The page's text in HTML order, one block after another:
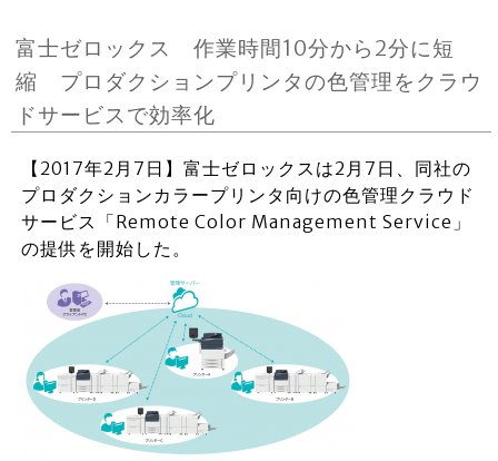
富士ゼロックス 作業時間10分から2分に短
縮 プロダクションプリンタの色管理をクラウ
ドサービスで効率化
【2017年2月7日】富士ゼロックスは2月7日、同社の
プロダクションカラープリンタ向けの色管理クラウド
サービス「Remote Color Management Service」
の提供を開始した。